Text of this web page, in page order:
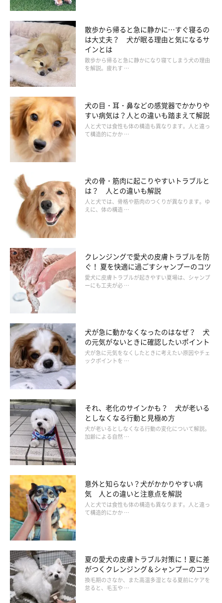
散歩から帰ると急に静かに…すぐ寝るの
は大丈夫？ 犬が眠る理由と気になるサ
インとは
散歩から帰ると急に静かになり寝てしまう犬の理由
を解説。疲れす …
犬の目・耳・鼻などの感覚器でかかりや
すい病気は？人との違いも踏まえて解説
人と犬では食性も体の構造も異なります。人と違っ
て構造的にかか …
犬の骨・筋肉に起こりやすいトラブルと
は？ 人との違いも解説
人と犬では、骨格や筋肉のつくりが異なります。ゆ
えに、体の構造 …
クレンジングで愛犬の皮膚トラブルを防
ぐ！ 夏を快適に過ごすシャンプーのコツ
愛犬に皮膚トラブルが起きやすい夏場は、シャンプ
ーにも工夫が必 …
犬が急に動かなくなったのはなぜ？ 犬
の元気がないときに確認したいポイント
犬が急に元気をなくしたときに考えたい原因やチェ
ックポイントを …
それ、老化のサインかも？ 犬が老いる
としなくなる行動と見極め方
犬が老いるとしなくなる行動の変化について解説。
加齢による自然 …
意外と知らない？犬がかかりやすい病
気 人との違いと注意点を解説
人と犬では食性も体の構造も異なります。人と違っ
て構造的にかか …
夏の愛犬の皮膚トラブル対策に！夏に差
がつくクレンジング＆シャンプーのコツ
換毛期のさなか、また高温多湿となる夏前にケアを
怠ると、毛玉や …